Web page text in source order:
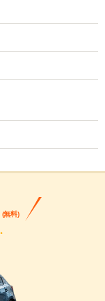
(無料)